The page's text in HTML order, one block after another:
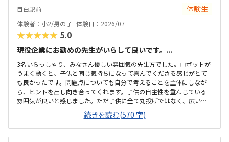
目白駅前 体験生
体験者：小2/男の子 体験日：2026/07
★★★★★ 5.0
現役企業にお勤めの先生がいらして良いです。...
3名いらっしゃり、みなさん優しい雰囲気の先生方でした。ロボットが
うまく動くと、子供と同じ気持ちになって喜んでくださる感じがとて
も良かったです。問題点についても自分で考えることを主体にしなが
ら、ヒントを出し向き合ってくれます。子供の自主性を重んじている
雰囲気が良いと感じました。ただ子供に全て丸投げではなく、広い机
の上に「教科書とキットをどこに置いたらやりやすいかな？」と声を
かけてくださり、そこから自分で考えていました。ロボット作りもヒ
ントをいただきながら、自分で教科書を読んで作り上げていました。
駅近くですが、静かな環境です。急な坂道があるので、暑い夏など、重
続きを読む(570 字)